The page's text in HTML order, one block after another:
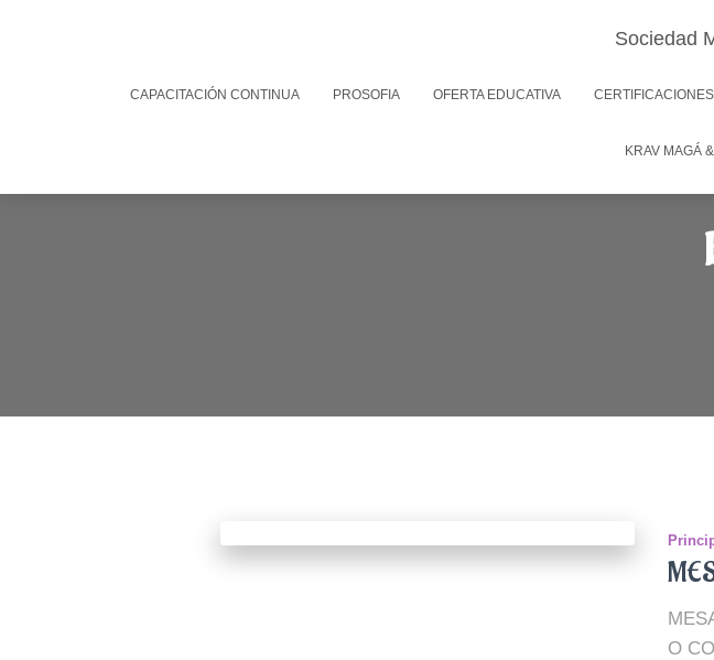
Sociedad
CAPACITACIÓN CONTINUA PROSOFIA OFERTA EDUCATIVA CERTIFICACIONES
KRAV MAGÁ
O